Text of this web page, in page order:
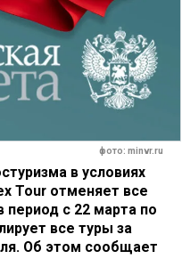
фото: minvr.ru
в условиях
Tour отменяет все
период с 22 марта по
все туры за
Об этом сообщает